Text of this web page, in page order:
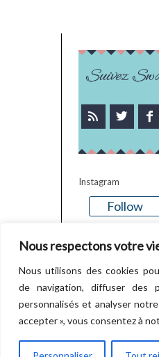
Nous respectons votre
Nous utilisons des cookies
de navigation, diffuser des
personnalisés et analyser
accepter », vous consentez à
Suivez
Instagram
Follow
POWERED BY